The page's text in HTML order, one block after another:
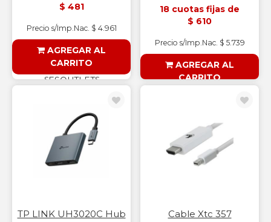
$ 481
Precio s/Imp.Nac. $ 4.961
AGREGAR AL
CARRITO
§ESOUTLET§
18 cuotas fijas de
$ 610
Precio s/Imp.Nac. $ 5.739
AGREGAR AL
CARRITO
TP LINK UH3020C Hub
Cable Xtc 357